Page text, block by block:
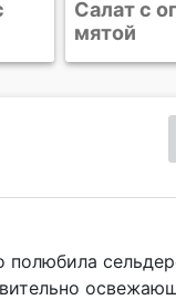
Салат с
зеленой
полюбила